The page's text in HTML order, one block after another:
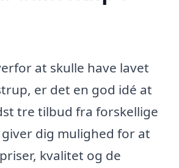
at skulle have lavet
er det en god idé at
tre tilbud fra forskellige
dig mulighed for at
kvalitet og de